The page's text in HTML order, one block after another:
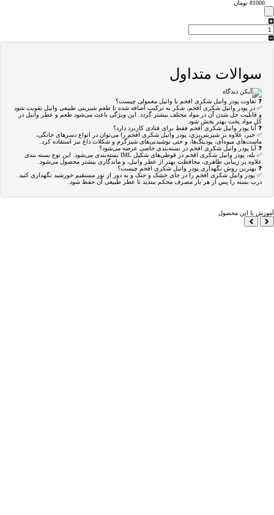
81000 تومان
سوالات متداول
❓ تفاوت پودر وانیل شکری افخم با وانیل معمولی چیست؟
✅ در پودر وانیل شکری افخم، شکر به ترکیب اضافه شده تا طعم شیرینی طبیعی وانیل تقویت شود
و قابلیت حل شدن آن در مواد مختلف بیشتر گردد. این ویژگی باعث می‌شود طعم و عطر وانیل در
کل مواد پخت بهتر پخش شود.
❓ آیا پودر وانیل شکری افخم فقط برای قنادی کاربرد دارد؟
✅ خیر، علاوه بر شیرینی‌پزی، پودر وانیل شکری افخم را می‌توان در انواع دسرهای خانگی،
ماست‌های میوه‌ای، پودینگ‌ها، و حتی نوشیدنی‌های شیرگرم و شکلات داغ نیز استفاده کرد.
❓ آیا پودر وانیل شکری افخم در بسته‌بندی خاصی عرضه می‌شود؟
✅ بله، پودر وانیل شکری افخم در قوطی‌های شکیل IML بسته‌بندی می‌شود. این نوع بسته بندی
علاوه بر زیبایی ظاهری، محافظت بهتر از عطر وانیل، و ماندگاری بیشتر محصول می‌شود.
❓ بهترین روش نگهداری پودر وانیل شکری افخم چیست؟
✅ پودر وانیل شکری افخم را در جای خشک و خنک و به دور از نور مستقیم خورشید نگهداری کنید.
درب بسته را پس از هر بار مصرف محکم ببندید تا عطر طبیعی آن حفظ شود.
آموزش با این محصول